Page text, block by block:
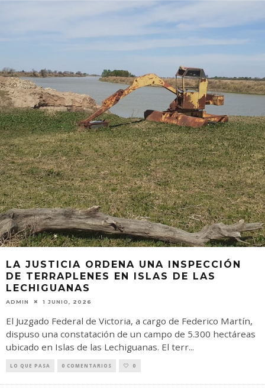
LA JUSTICIA ORDENA UNA INSPECCIÓN
DE TERRAPLENES EN ISLAS DE LAS
LECHIGUANAS
ADMIN 1 JUNIO, 2026
El Juzgado Federal de Victoria, a cargo de Federico Martín,
dispuso una constatación de un campo de 5.300 hectáreas
ubicado en Islas de las Lechiguanas. El terr...
LO QUE PASA 0 COMENTARIOS 0